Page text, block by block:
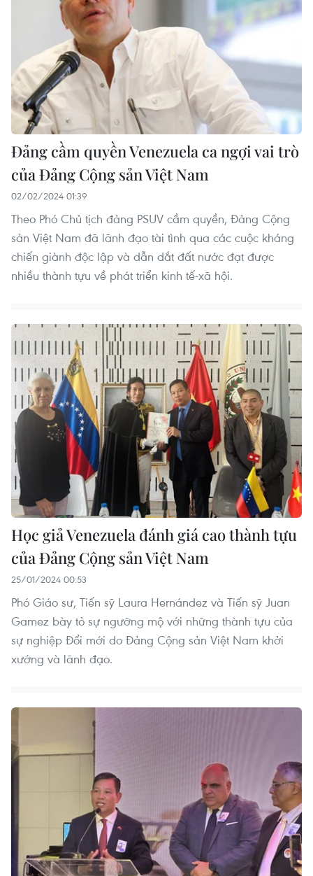
Đảng cầm quyền Venezuela ca ngợi vai trò
của Đảng Cộng sản Việt Nam
02/02/2024 01:39
Theo Phó Chủ tịch đảng PSUV cầm quyền, Đảng Cộng
sản Việt Nam đã lãnh đạo tài tình qua các cuộc kháng
chiến giành độc lập và dẫn dắt đất nước đạt được
nhiều thành tựu về phát triển kinh tế-xã hội.
Học giả Venezuela đánh giá cao thành tựu
của Đảng Cộng sản Việt Nam
25/01/2024 00:53
Phó Giáo sư, Tiến sỹ Laura Hernández và Tiến sỹ Juan
Gamez bày tỏ sự ngưỡng mộ với những thành tựu của
sự nghiệp Đổi mới do Đảng Cộng sản Việt Nam khởi
xướng và lãnh đạo.